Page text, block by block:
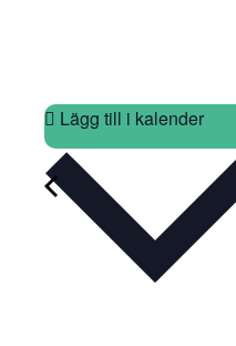
Lägg till i kalender